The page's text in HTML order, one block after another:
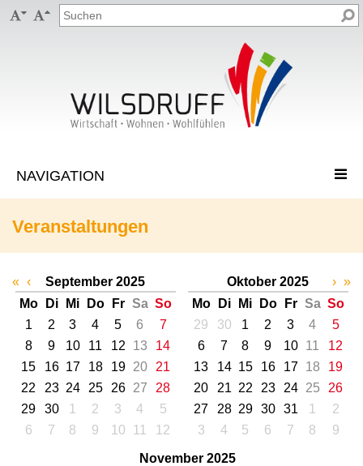
 
Veranstaltungen
« ‹
September 2025
Mo
Di Mi Do Fr Sa So
1
2 3 4 5 6
7
8
9 10 11 12 13
14
15
16 17 18 19 20
21
22
23 24 25 26 27
28
29
30 1 2 3 4
5
6
7 8 9 10 11 12
Oktober 2025
Mo
Di Mi Do Fr Sa So
29
30 1 2 3 4
5
6
7 8 9 10 11
12
13
14 15 16 17 18
19
20
21 22 23 24 25
26
27
28 29 30 31 1
2
3
4 5 6 7 8 9
November 2025
› »